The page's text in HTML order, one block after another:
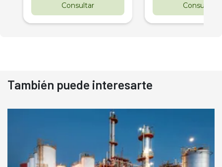
Consultar Consultar
También puede interesarte